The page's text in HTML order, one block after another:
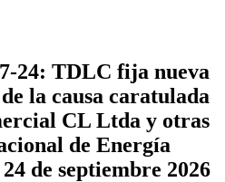
24: TDLC fija nueva
la causa caratulada
CL Ltda y otras
de Energía
de septiembre 2026